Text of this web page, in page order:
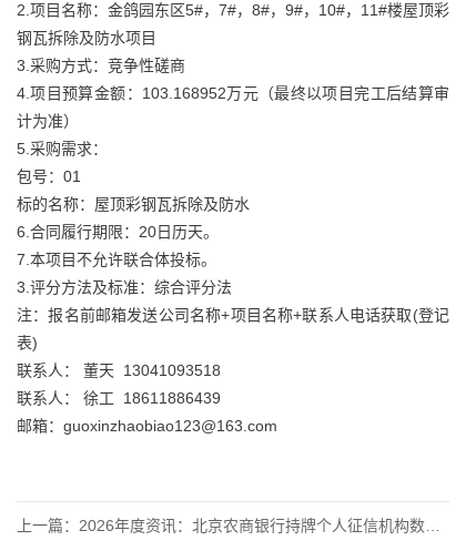
2.项目名称：金鸽园东区5#，7#，8#，9#，10#，11#楼屋顶彩
钢瓦拆除及防水项目
3.采购方式：竞争性磋商
4.项目预算金额：103.168952万元（最终以项目完工后结算审
计为准）
5.采购需求：
包号：01
标的名称：屋顶彩钢瓦拆除及防水
6.合同履行期限：20日历天。
7.本项目不允许联合体投标。
3.评分方法及标准：综合评分法
注：报名前邮箱发送公司名称+项目名称+联系人电话获取(登记
表)
联系人： 董天 13041093518
联系人： 徐工 18611886439
邮箱：guoxinzhaobiao123@163.com
上一篇： 2026年度资讯：北京农商银行持牌个人征信机构数据服务价格入